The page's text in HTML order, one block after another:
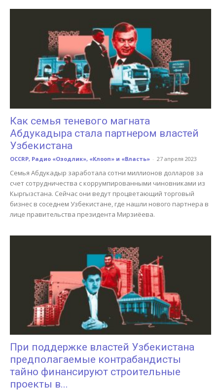
Как семья теневого магната
Абдукадыра стала партнером властей
Узбекистана
OCCRP, Радио «Озодлик», «Клооп» и «Власть» - 27 апреля 2023
Семья Абдукадыр заработала сотни миллионов долларов за
счет сотрудничества с коррумпированными чиновниками из
Кыргызстана. Сейчас они ведут процветающий торговый
бизнес в соседнем Узбекистане, где нашли нового партнера в
лице правительства президента Мирзиёева.
При поддержке властей Узбекистана
предполагаемые контрабандисты
тайно финансируют строительные
проекты в...